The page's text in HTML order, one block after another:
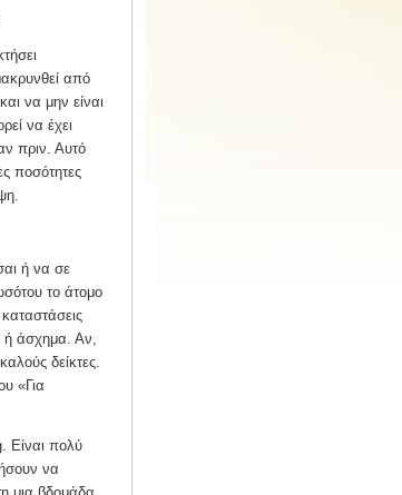
από
να μην είναι
να έχει
πριν. Αυτό
ποσότητες
ή να σε
το άτομο
καταστάσεις
ή άσχημα. Αν,
δείκτες.
«Για
Είναι πολύ
να